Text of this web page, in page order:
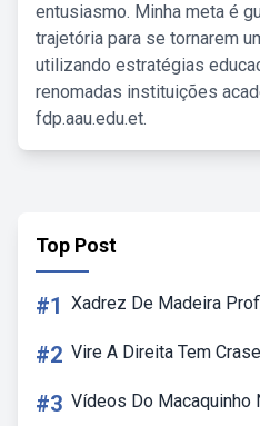
entusiasmo. Minha meta é
trajetória para se tornarem
utilizando estratégias
renomadas instituições
fdp.aau.edu.et.
Top Post
#1 Xadrez De Madeira
#2 Vire A Direita Tem Crase
#3 Vídeos Do Macaquinho